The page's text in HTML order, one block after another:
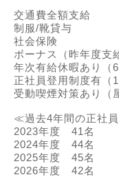
交通費全額支給
制服/靴貸与
社会保険
ボーナス（昨年度支
年次有給休暇あり（6
正社員登用制度有（
受動喫煙対策あり（
≪過去4年間の正社
2023年度 41名
2024年度 44名
2025年度 45名
2026年度 42名